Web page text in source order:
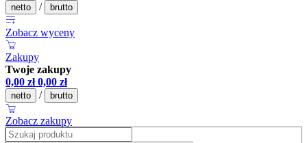
netto / brutto
Zobacz wyceny
Zakupy
Twoje zakupy
0,00 zł 0,00 zł
netto / brutto
Zobacz zakupy